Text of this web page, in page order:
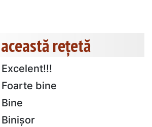
reţetă
Excelent!!!
Foarte bine
Bine
Binișor